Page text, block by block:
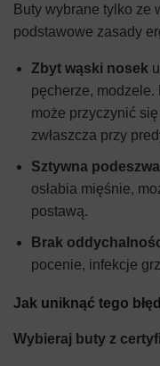
Buty wybrane tylko ze
podstawowe zasady
Zbyt wąski nosek
pęcherze, modzele.
może przyczynić
zwłaszcza przy
Sztywna podeszwa
osłabia mięśnie,
postawą.
Brak
pocenie, infekcje
Jak uniknąć tego
Wybieraj buty z